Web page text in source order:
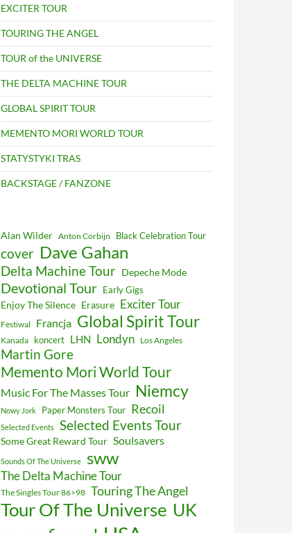
EXCITER TOUR
TOURING THE ANGEL
TOUR of the UNIVERSE
THE DELTA MACHINE TOUR
GLOBAL SPIRIT TOUR
MEMENTO MORI WORLD TOUR
STATYSTYKI TRAS
BACKSTAGE / FANZONE
Alan Wilder Anton Corbijn Black Celebration Tour
cover Dave Gahan
Delta Machine Tour Depeche Mode
Devotional Tour Early Gigs
Enjoy The Silence Erasure Exciter Tour
Festiwal Francja Global Spirit Tour
Kanada koncert LHN Londyn Los Angeles
Martin Gore
Memento Mori World Tour
Music For The Masses Tour Niemcy
Nowy Jork Paper Monsters Tour Recoil
Selected Events Selected Events Tour
Some Great Reward Tour Soulsavers
Sounds Of The Universe sww
The Delta Machine Tour
The Singles Tour 86>98 Touring The Angel
Tour Of The Universe UK